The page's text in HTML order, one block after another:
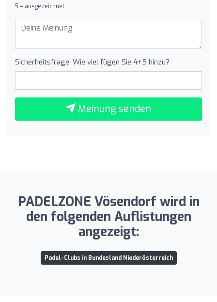
5 = ausgezeichnet
Sicherheitsfrage: Wie viel fügen Sie 4+5 hinzu?
Meinung senden
PADELZONE Vösendorf wird in
den folgenden Auflistungen
angezeigt:
Padel-Clubs in Bundesland Niederösterreich